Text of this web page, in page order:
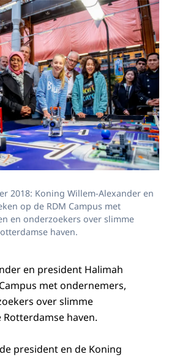
2018: Koning Willem-Alexander en
op de RDM Campus met
en onderzoekers over slimme
haven.
en president Halimah
met ondernemers,
over slimme
haven.
president en de Koning